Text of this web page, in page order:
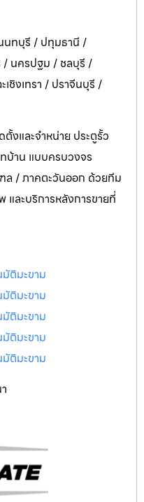
นทบุรี / ปทุมธานี /
/ นครปฐม / ชลบุรี /
ชิงเทรา / ปราจีนบุรี /
ตั้งและจำหน่าย ประตูรั้ว
บ้าน แบบครบวงจร
/ ภาคตะวันออก ด้วยทีม
ละบริการหลังการขายที่
ติมะขาม
ติมะขาม
ติมะขาม
ติมะขาม
ติมะขาม